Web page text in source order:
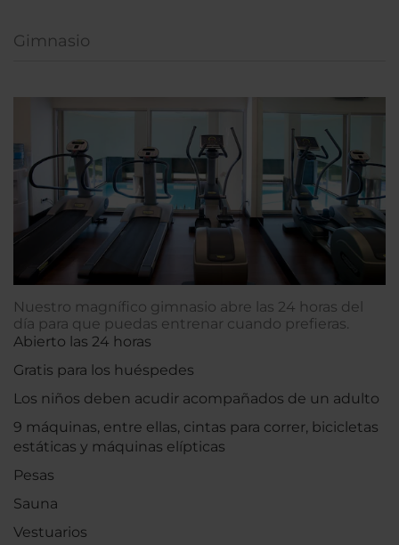
Gimnasio
Nuestro magnífico gimnasio abre las 24 horas del
día para que puedas entrenar cuando prefieras.
Abierto las 24 horas
Gratis para los huéspedes
Los niños deben acudir acompañados de un adulto
9 máquinas, entre ellas, cintas para correr, bicicletas
estáticas y máquinas elípticas
Pesas
Sauna
Vestuarios